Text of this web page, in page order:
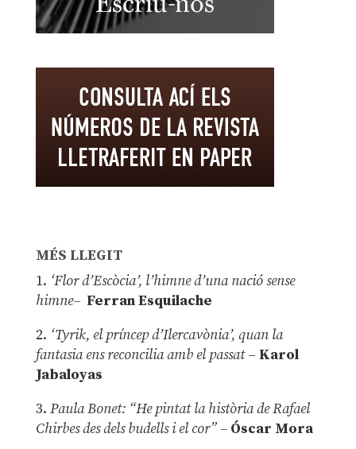
MÉS LLEGIT
1. ‘Flor d’Escòcia’, l’himne d’una nació sense
himne– Ferran Esquilache
2. ‘Tyrik, el príncep d’Ilercavònia’, quan la
fantasia ens reconcilia amb el passat– Karol
Jabaloyas
3. Paula Bonet: “He pintat la història de Rafael
Chirbes des dels budells i el cor” –Óscar Mora